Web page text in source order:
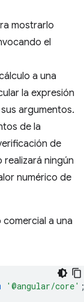
mostrarlo
el
a una
la expresión
argumentos.
de la
de
ningún
numérico de
a una
'@angular/core'